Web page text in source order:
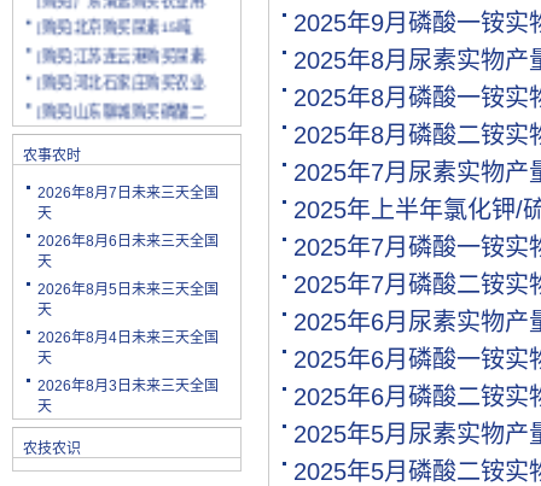
[购买]北京购买尿素15吨
[购买]河北石家庄购买农业.
[购买]陕西渭南购买小麦配.
[购买]云南玉溪购买尿素10.
[购买]山东潍坊购买复合肥.
[购买]河南安阳购买二铵20.
[购买]四川绵阳购买尿素2.
[购买]天津购买小颗粒尿素.
[购买]内蒙古购买复合肥10.
[购买]天津购买大颗粒尿素.
[购买]河南新乡购买冲施肥.
[购买]山东济宁购买尿素10.
[代理]陕西渭南代理小麦配.
[购买]新疆克孜勒苏柯尔克.
[购买]宁夏购买罗硫酸钾(.
农事农时
2026年8月7日未来三天全国
天
2026年8月6日未来三天全国
天
2026年8月5日未来三天全国
天
2026年8月4日未来三天全国
天
2026年8月3日未来三天全国
天
农技农识
2025年9月磷酸一铵实
2025年8月尿素实物产
2025年8月磷酸一铵实
2025年8月磷酸二铵实
2025年7月尿素实物产
2025年上半年氯化钾/
2025年7月磷酸一铵实
2025年7月磷酸二铵实
2025年6月尿素实物产
2025年6月磷酸一铵实
2025年6月磷酸二铵实
2025年5月尿素实物产
2025年5月磷酸二铵实